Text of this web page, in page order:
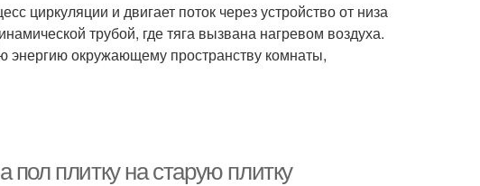
циркуляции и двигает поток через устройство от низа
трубой, где тяга вызвана нагревом воздуха.
энергию окружающему пространству комнаты,
пол плитку на старую плитку